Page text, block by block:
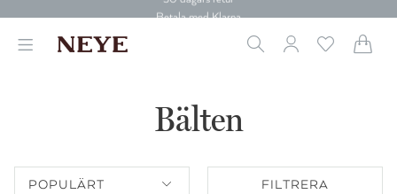
30 dagars retur
Leverans 1-4 arbetsdagar
Betala med Klarna
Bälten
POPULÄRT FILTRERA